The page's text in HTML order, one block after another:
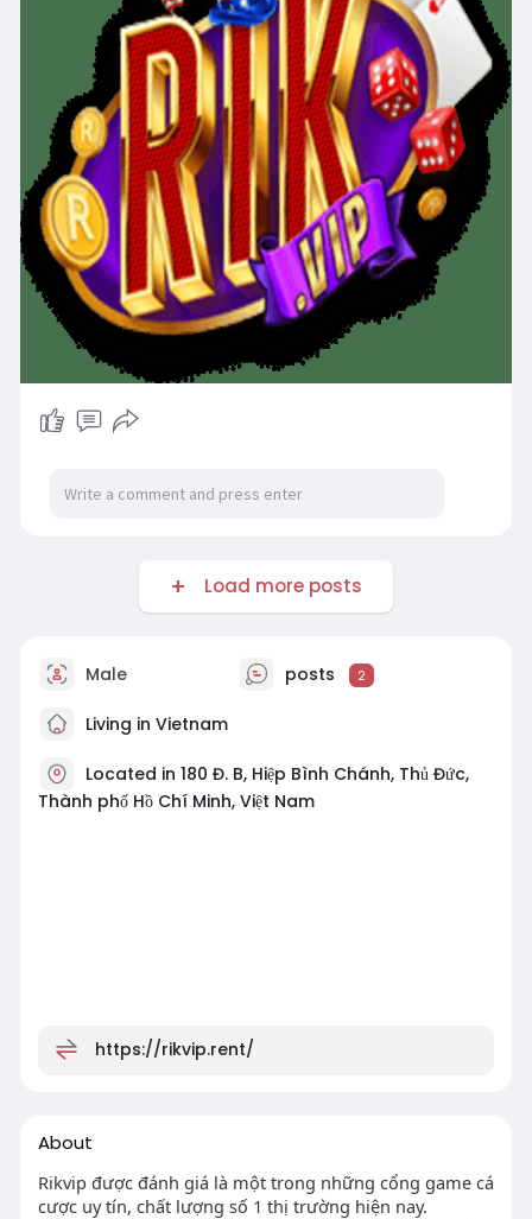
Load more posts
Male posts 2
Living in Vietnam
Located in 180 Đ. B, Hiệp Bình Chánh, Thủ Đức,
Thành phố Hồ Chí Minh, Việt Nam
https://rikvip.rent/
About
Rikvip được đánh giá là một trong những cổng game cá
cược uy tín, chất lượng số 1 thị trường hiện nay.